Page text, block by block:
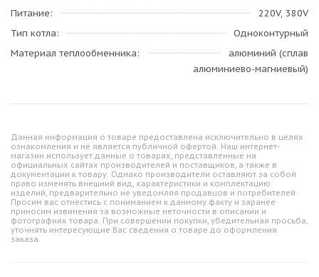
Питание
220V, 380V
Тип котла
Одноконтурный
Материал теплообменника
алюминий (сплав
алюминиево-магниевый)
Данная информация о товаре предоставлена исключительно в целях
ознакомления и не является публичной офертой. Наш интернет-
магазин использует данные о товарах, представленные на
официальных сайтах производителей и поставщиков, а также в
документации к товару. Однако производители оставляют за собой
право изменять внешний вид, характеристики и комплектацию
изделий, предварительно не уведомляя продавцов и потребителей.
Просим вас отнестись с пониманием к данному факту и заранее
приносим извинения за возможные неточности в описании и
фотографиях товара. При совершении покупки, убедительная просьба,
уточнять интересующие Вас сведения о товаре до оформления
заказа.